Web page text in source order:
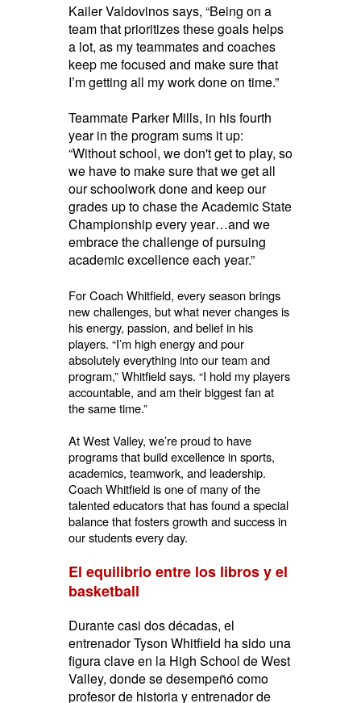
Kailer Valdovinos says, “Being on a
team that prioritizes these goals helps
a lot, as my teammates and coaches
keep me focused and make sure that
I’m getting all my work done on time.”
Teammate Parker Mills, in his fourth
year in the program sums it up:
“Without school, we don't get to play, so
we have to make sure that we get all
our schoolwork done and keep our
grades up to chase the Academic State
Championship every year…and we
embrace the challenge of pursuing
academic excellence each year.”
For Coach Whitfield, every season brings
new challenges, but what never changes is
his energy, passion, and belief in his
players. “I’m high energy and pour
absolutely everything into our team and
program,” Whitfield says. “I hold my players
accountable, and am their biggest fan at
the same time.”
At West Valley, we’re proud to have
programs that build excellence in sports,
academics, teamwork, and leadership.
Coach Whitfield is one of many of the
talented educators that has found a special
balance that fosters growth and success in
our students every day.
El equilibrio entre los libros y el
basketball
Durante casi dos décadas, el
entrenador Tyson Whitfield ha sido una
figura clave en la High School de West
Valley, donde se desempeñó como
profesor de historia y entrenador de